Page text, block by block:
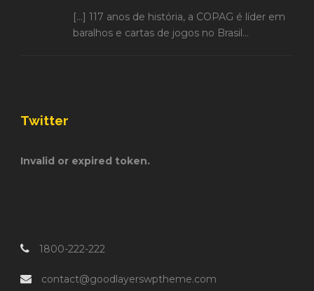
[…] 117 anos de história, a COPAG é líder em
baralhos e cartas de jogos no Brasil...
Twitter
Invalid or expired token.
1800-222-222
contact@goodlayerswptheme.com